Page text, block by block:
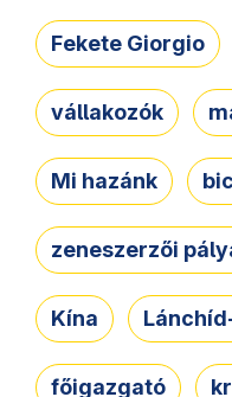
Fekete Giorgio
vállakozók
Mi hazánk
zeneszerzői
Kína
főigazgató